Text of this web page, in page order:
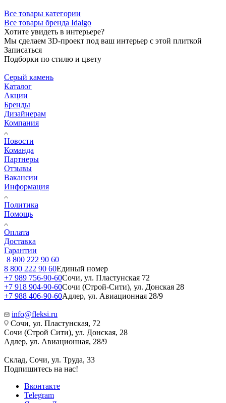
Все товары категории
Все товары бренда Idalgo
Хотите увидеть в интерьере?
Мы сделаем 3D-проект под ваш интерьер с этой плиткой
Записаться
Подборки по стилю и цвету
Серый камень
Каталог
Акции
Бренды
Дизайнерам
Компания
Новости
Команда
Партнеры
Отзывы
Вакансии
Информация
Политика
Помощь
Оплата
Доставка
Гарантии
8 800 222 90 60
8 800 222 90 60Единый номер
+7 989 756-90-60Сочи, ул. Пластунская 72
+7 918 904-90-60Сочи (Строй-Сити), ул. Донская 28
+7 988 406-90-60Адлер, ул. Авиационная 28/9
info@fleksi.ru
Сочи, ул. Пластунская, 72
Сочи (Строй Сити), ул. Донская, 28
Адлер, ул. Авиационная, 28/9
Склад, Сочи, ул. Труда, 33
Подпишитесь на нас!
Вконтакте
Telegram